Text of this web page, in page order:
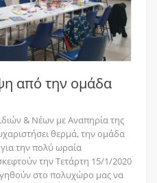
από την ομάδα
& Νέων με Αναπηρία της
θερμά, την ομάδα
την πολύ ωραία
την Τετάρτη 15/1/2020
στο πολυχώρο μας να